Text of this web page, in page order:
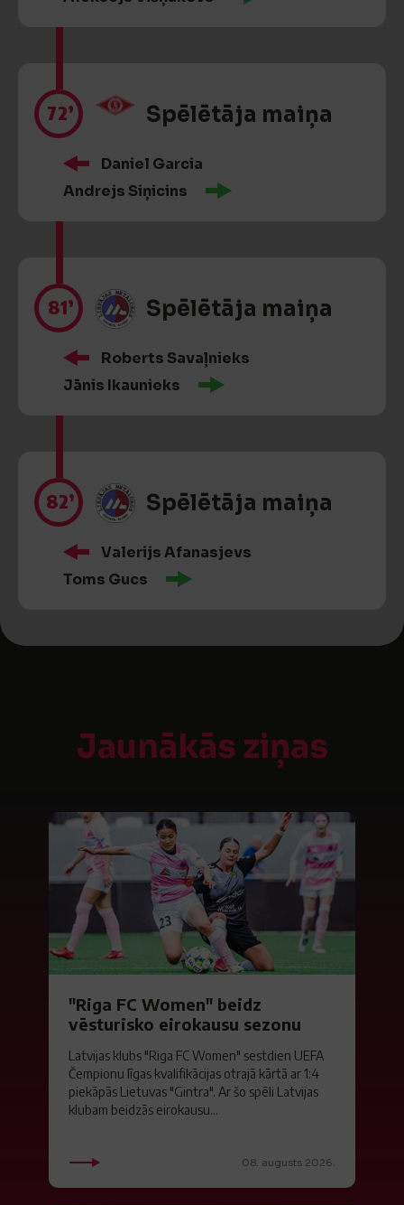
72’ Spēlētāja maiņa
Daniel Garcia
Andrejs Siņicins
81’ Spēlētāja maiņa
Roberts Savaļnieks
Jānis Ikaunieks
82’ Spēlētāja maiņa
Valerijs Afanasjevs
Toms Gucs
Jaunākās ziņas
"Riga FC Women" beidz
vēsturisko eirokausu sezonu
Latvijas klubs "Riga FC Women" sestdien UEFA
Čempionu līgas kvalifikācijas otrajā kārtā ar 1:4
piekāpās Lietuvas "Gintra". Ar šo spēli Latvijas
klubam beidzās eirokausu...
08. augusts 2026.